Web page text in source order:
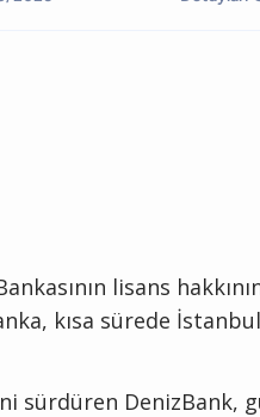
lisans
kısa sürede
DenizBank,